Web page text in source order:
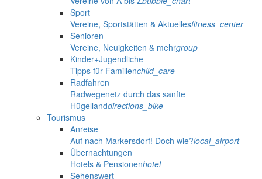
Sport
Vereine, Sportstätten & Aktuellesfitness_center
Senioren
Vereine, Neuigkeiten & mehrgroup
Kinder+Jugendliche
Tipps für Familienchild_care
Radfahren
Radwegenetz durch das sanfte
Hügellanddirections_bike
Tourismus
Anreise
Auf nach Markersdorf! Doch wie?local_airport
Übernachtungen
Hotels & Pensionenhotel
Sehenswert